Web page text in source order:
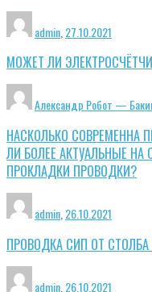
admin 27.10.2021
МОЖЕТ ЛИ
Александр Робот —
НАСКОЛЬКО СОВРЕМЕННА
ЛИ БОЛЕЕ АКТУАЛЬНЫЕ
ПРОКЛАДКИ ПРОВОДКИ?
admin 26.10.2021
ПРОВОДКА СИП ОТ
admin 26.10.2021